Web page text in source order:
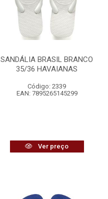
SANDÁLIA BRASIL BRANCO
35/36 HAVAIANAS
Código: 2339
EAN: 7895265145299
Ver preço